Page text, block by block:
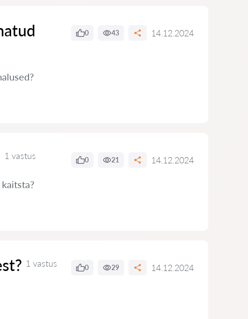
0 43 14.12.2024
1 vastus 0 21 14.12.2024
1 vastus 0 29 14.12.2024